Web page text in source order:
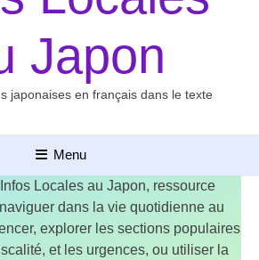
Japon
japonaises en français dans le texte
Menu
Locales au Japon, ressource
dans la vie quotidienne au
explorer les sections populaires
et les urgences, ou utiliser la